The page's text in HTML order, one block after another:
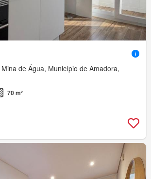
de Água, Município de Amadora,
70 m²